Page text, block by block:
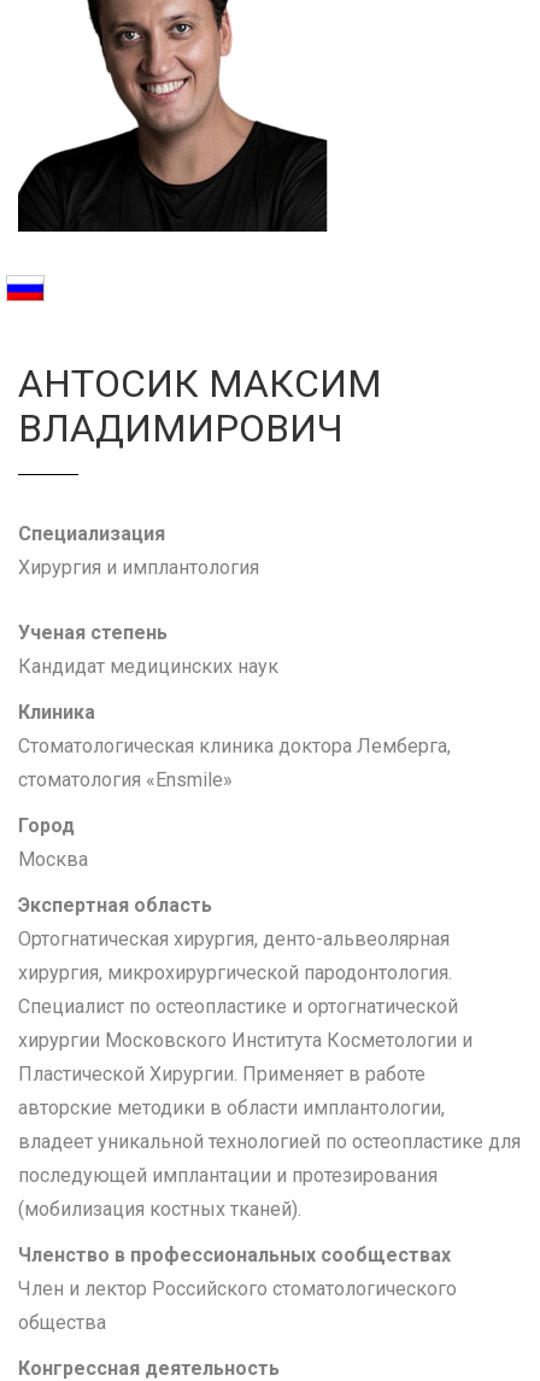
Галерея
АНТОСИК МАКСИМ
ВЛАДИМИРОВИЧ
Специализация
Хирургия и имплантология
Ученая степень
Кандидат медицинских наук
Клиника
Стоматологическая клиника доктора Лемберга,
стоматология «Ensmile»
Город
Москва
Экспертная область
Ортогнатическая хирургия, денто-альвеолярная
хирургия, микрохирургической пародонтология.
Специалист по остеопластике и ортогнатической
хирургии Московского Института Косметологии и
Пластической Хирургии. Применяет в работе
авторские методики в области имплантологии,
владеет уникальной технологией по остеопластике для
последующей имплантации и протезирования
(мобилизация костных тканей).
Членство в профессиональных сообществах
Член и лектор Российского стоматологического
общества
Конгрессная деятельность